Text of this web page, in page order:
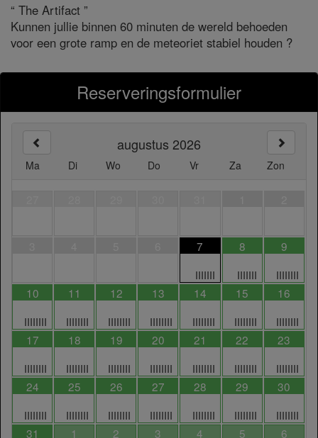
“ The Artifact ”
Kunnen jullie binnen 60 minuten de wereld behoeden
voor een grote ramp en de meteoriet stabiel houden ?
Reserveringsformulier
augustus 2026
Ma Di Wo Do Vr Za Zon
7
IIIIIII
8
IIIIIII
9
IIIIIIII
10
IIIIIIII
11
IIIIIIII
12
IIIIIIII
13
IIIIIIII
14
IIIIIIII
15
IIIIIIII
16
IIIIIIII
17
IIIIIIII
18
IIIIIIII
19
IIIIIIII
20
IIIIIIII
21
IIIIIIII
22
IIIIIIII
23
IIIIIIII
24
IIIIIIII
25
IIIIIIII
26
IIIIIIII
27
IIIIIIII
28
IIIIIIII
29
IIIIIIII
30
IIIIIIII
31 1 2 3 4 5 6